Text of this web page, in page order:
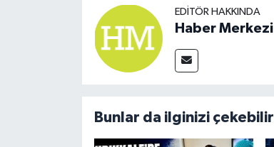
EDITÖR HAKKINDA
Haber Merkezi
Bunlar da ilginizi çekebilir